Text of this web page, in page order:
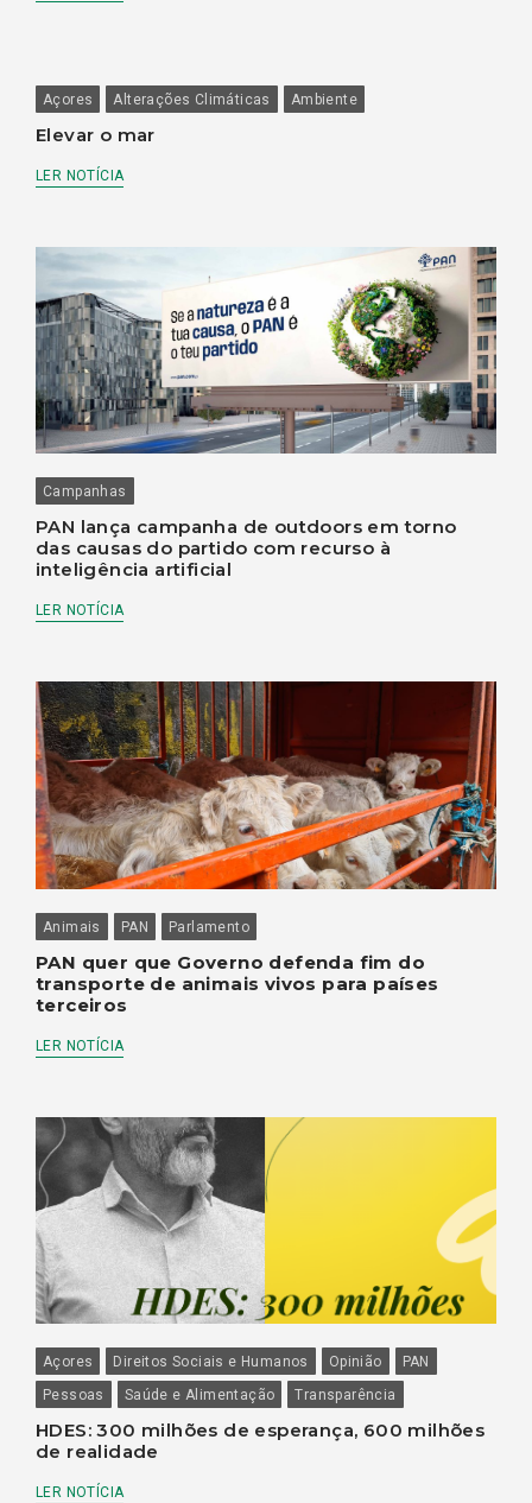
Açores Alterações Climáticas Ambiente
Elevar o mar
LER NOTÍCIA
Campanhas
PAN lança campanha de outdoors em torno
das causas do partido com recurso à
inteligência artificial
LER NOTÍCIA
Animais PAN Parlamento
PAN quer que Governo defenda fim do
transporte de animais vivos para países
terceiros
LER NOTÍCIA
Açores Direitos Sociais e Humanos Opinião
PAN
Pessoas
Saúde e Alimentação Transparência
HDES: 300 milhões de esperança, 600 milhões
de realidade
LER NOTÍCIA